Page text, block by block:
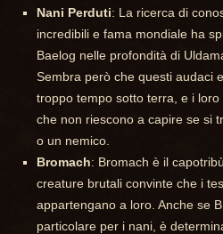
Nani Perduti: La ricerca di
incredibili e fama mondiale ha
Baelog nelle profondità di
Sembra però che questi audaci
troppo tempo sotto terra, e i
che non riescono a capire se si
o un nemico.
Bromach: Bromach è il
creature brutali convinte che i
appartengano a loro. Anche se
particolare per i nani, è